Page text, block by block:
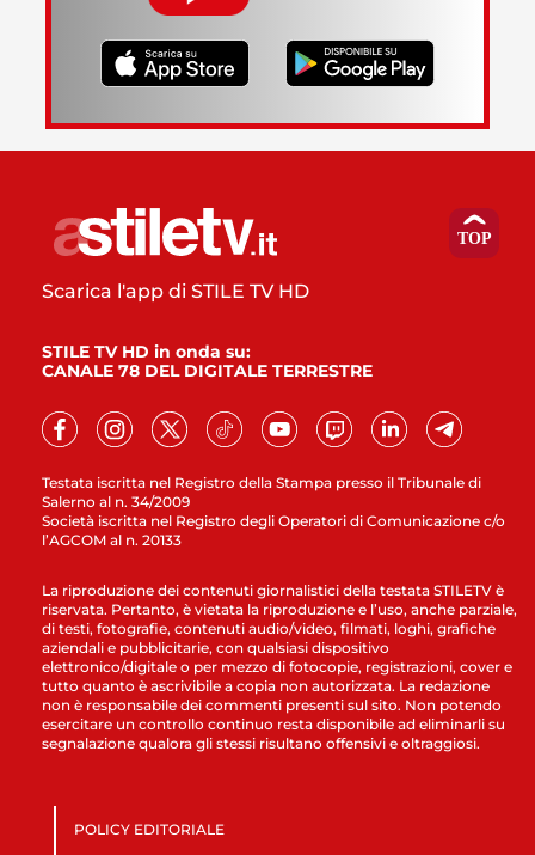
Testata iscritta nel Registro della Stampa presso il Tribunale di
Salerno al n. 34/2009
Società iscritta nel Registro degli Operatori di Comunicazione c/o
l’AGCOM al n. 20133
Scarica l'app di STILE TV HD
STILE TV HD in onda su:
CANALE 78 DEL DIGITALE TERRESTRE
La riproduzione dei contenuti giornalistici della testata STILETV è
riservata. Pertanto, è vietata la riproduzione e l’uso, anche parziale,
di testi, fotografie, contenuti audio/video, filmati, loghi, grafiche
aziendali e pubblicitarie, con qualsiasi dispositivo
elettronico/digitale o per mezzo di fotocopie, registrazioni, cover e
tutto quanto è ascrivibile a copia non autorizzata. La redazione
non è responsabile dei commenti presenti sul sito. Non potendo
esercitare un controllo continuo resta disponibile ad eliminarli su
segnalazione qualora gli stessi risultano offensivi e oltraggiosi.
POLICY EDITORIALE